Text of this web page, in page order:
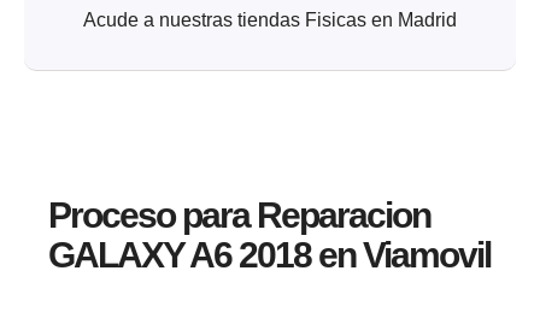
Acude a nuestras tiendas Fisicas en Madrid
Proceso para Reparacion
GALAXY A6 2018 en Viamovil